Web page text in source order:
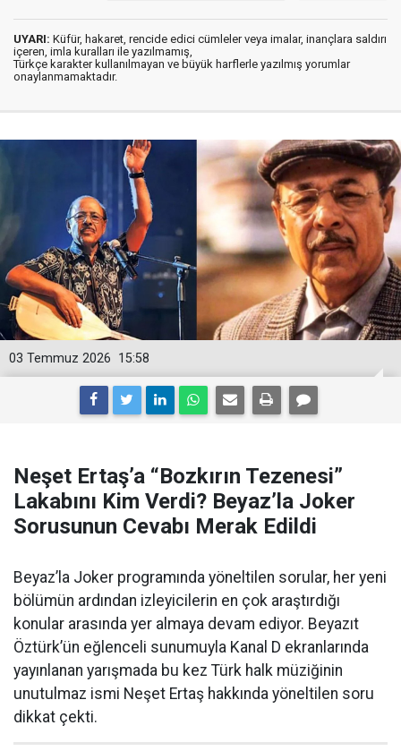
UYARI: Küfür, hakaret, rencide edici cümleler veya imalar, inançlara saldırı
içeren, imla kuralları ile yazılmamış,
Türkçe karakter kullanılmayan ve büyük harflerle yazılmış yorumlar
onaylanmamaktadır.
15:58
03 Temmuz 2026
Neşet Ertaş’a “Bozkırın Tezenesi”
Lakabını Kim Verdi? Beyaz’la Joker
Sorusunun Cevabı Merak Edildi
Beyaz’la Joker programında yöneltilen sorular, her yeni
bölümün ardından izleyicilerin en çok araştırdığı
konular arasında yer almaya devam ediyor. Beyazıt
Öztürk’ün eğlenceli sunumuyla Kanal D ekranlarında
yayınlanan yarışmada bu kez Türk halk müziğinin
unutulmaz ismi Neşet Ertaş hakkında yöneltilen soru
dikkat çekti.